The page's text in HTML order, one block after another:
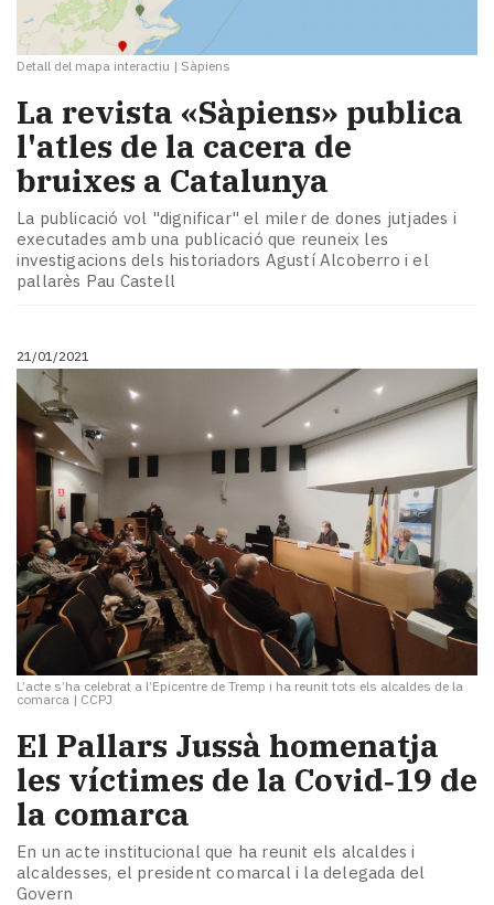
Detall del mapa interactiu | Sàpiens
La revista «Sàpiens» publica
l'atles de la cacera de
bruixes a Catalunya
La publicació vol "dignificar" el miler de dones jutjades i
executades amb una publicació que reuneix les
investigacions dels historiadors Agustí Alcoberro i el
pallarès Pau Castell
21/01/2021
L’acte s’ha celebrat a l’Epicentre de Tremp i ha reunit tots els alcaldes de la
comarca | CCPJ
El Pallars Jussà homenatja
les víctimes de la Covid‑19 de
la comarca
En un acte institucional que ha reunit els alcaldes i
alcaldesses, el president comarcal i la delegada del
Govern